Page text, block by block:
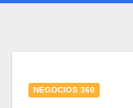
NEGOCIOS 360